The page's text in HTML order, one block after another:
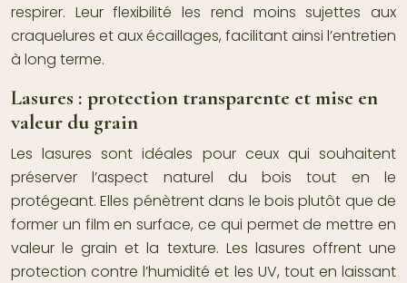
respirer. Leur flexibilité les rend moins sujettes aux
craquelures et aux écaillages, facilitant ainsi l’entretien
à long terme.
Lasures : protection transparente et mise en
valeur du grain
Les lasures sont idéales pour ceux qui souhaitent
préserver l’aspect naturel du bois tout en le
protégeant. Elles pénètrent dans le bois plutôt que de
former un film en surface, ce qui permet de mettre en
valeur le grain et la texture. Les lasures offrent une
protection contre l’humidité et les UV, tout en laissant